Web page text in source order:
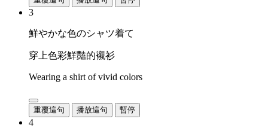
3
鮮やかな色のシャツ着て
穿上色彩鮮豔的襯衫
Wearing a shirt of vivid colors
重覆這句 播放這句 暫停
4